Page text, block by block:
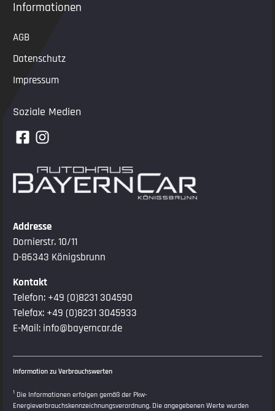
Addresse
Dornierstr. 10/11
D-86343 Königsbrunn
Kontakt
Telefon: +49 (0)8231 304590
Telefax: +49 (0)8231 3045933
E-Mail: info@bayerncar.de
Informationen
AGB
Datenschutz
Impressum
Soziale Medien
Information zu Verbrauchswerten
1 Die Informationen erfolgen gemäß der Pkw-
Energieverbrauchskennzeichnungsverordnung. Die angegebenen Werte wurden